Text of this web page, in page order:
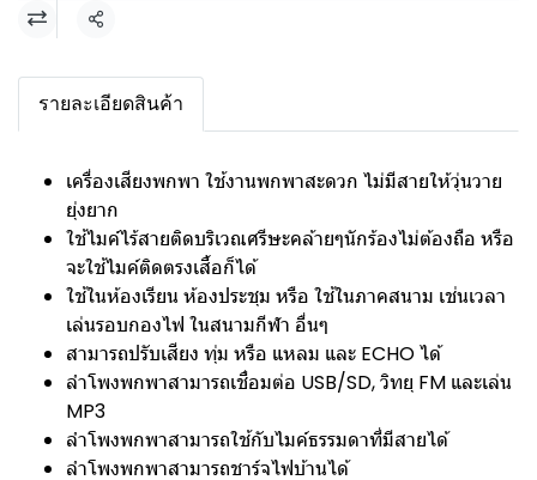
แชร์
รายละเอียดสินค้า
เครื่องเสียงพกพา ใช้งานพกพาสะดวก ไม่มีสายให้วุ่นวาย
ยุ่งยาก
ใช้ไมค์ไร้สายติดบริเวณศรีษะคล้ายๆนักร้องไม่ต้องถือ หรือ
จะใช้ไมค์ติดตรงเสี้อก็ได้
ใช้ในห้องเรียน ห้องประชุม หรือ ใช้ในภาคสนาม เช่นเวลา
เล่นรอบกองไฟ ในสนามกีฬา อื่นๆ
สามารถปรับเสียง ทุ่ม หรือ แหลม และ ECHO ได้
ลำโพงพกพาสามารถเชื่อมต่อ USB/SD, วิทยุ FM และเล่น
MP3
ลำโพงพกพาสามารถใช้กับไมค์ธรรมดาที่มีสายได้
ลำโพงพกพาสามารถชาร์จไฟบ้านได้